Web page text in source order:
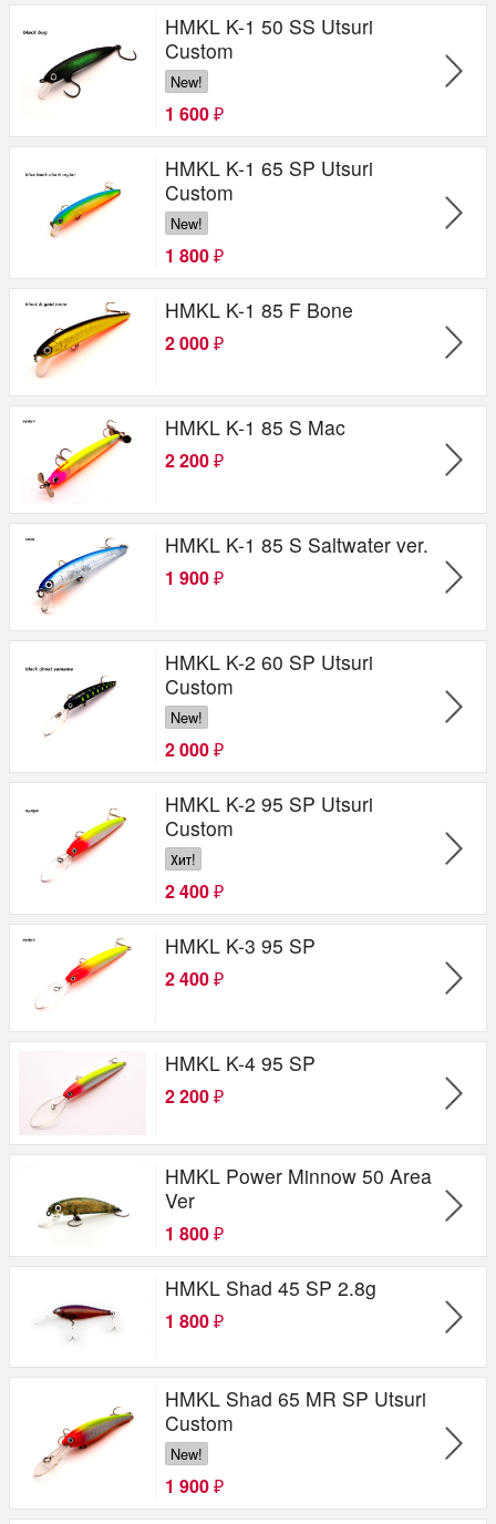
HMKL K-1 50 SS Utsuri
Custom
New!
1 600 ₽
HMKL K-1 65 SP Utsuri
Custom
New!
1 800 ₽
HMKL K-1 85 F Bone
2 000 ₽
HMKL K-1 85 S Mac
2 200 ₽
HMKL K-1 85 S Saltwater ver.
1 900 ₽
HMKL K-2 60 SP Utsuri
Custom
New!
2 000 ₽
HMKL K-2 95 SP Utsuri
Custom
Хит!
2 400 ₽
HMKL K-3 95 SP
2 400 ₽
HMKL K-4 95 SP
2 200 ₽
HMKL Power Minnow 50 Area
Ver
1 800 ₽
HMKL Shad 45 SP 2.8g
1 800 ₽
HMKL Shad 65 MR SP Utsuri
Custom
New!
1 900 ₽